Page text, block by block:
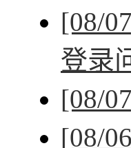
[08/
登录
[08/
[08/